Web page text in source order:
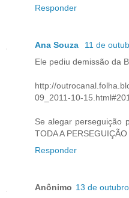
Responder
Ana Souza
11 de
Ele pediu demissão da
http://
09_2011-10-
Se alegar perseguição
TODA A
Responder
Anônimo 13 de